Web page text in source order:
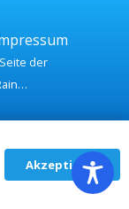
der
Akzeptieren